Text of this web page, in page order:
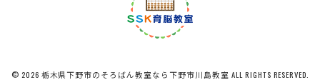
© 2026 栃木県下野市のそろばん教室なら下野市川島教室 ALL RIGHTS RESERVED.